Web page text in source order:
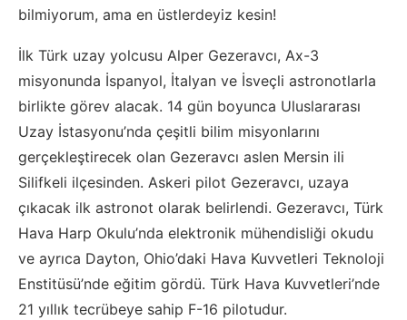
bilmiyorum, ama en üstlerdeyiz kesin!
İlk Türk uzay yolcusu Alper Gezeravcı, Ax-3
misyonunda İspanyol, İtalyan ve İsveçli astronotlarla
birlikte görev alacak. 14 gün boyunca Uluslararası
Uzay İstasyonu’nda çeşitli bilim misyonlarını
gerçekleştirecek olan Gezeravcı aslen Mersin ili
Silifkeli ilçesinden. Askeri pilot Gezeravcı, uzaya
çıkacak ilk astronot olarak belirlendi. Gezeravcı, Türk
Hava Harp Okulu’nda elektronik mühendisliği okudu
ve ayrıca Dayton, Ohio’daki Hava Kuvvetleri Teknoloji
Enstitüsü’nde eğitim gördü. Türk Hava Kuvvetleri’nde
21 yıllık tecrübeye sahip F-16 pilotudur.